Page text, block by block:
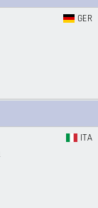
GER
ITA